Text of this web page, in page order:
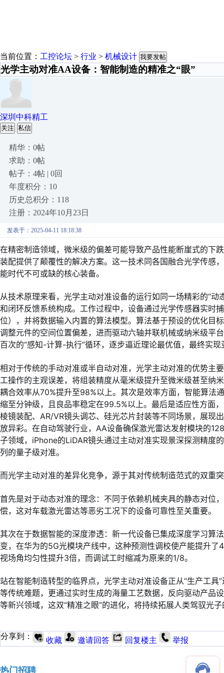
当前位置： 工控论坛 > 行业 > 机械设计 我要发帖
光学主动对准AA设备：智能制造的精准之“眼”
深圳中科精工
关注 私信
精华：0帖
求助：0帖
帖子：4帖 | 0回
年度积分：10
历史总积分：118
注册：2024年10月23日
发表于：2025-04-11 18:18:38
在精密制造领域，微米级的偏差可能导致产品性能断崖式的下
装配提供了颠覆性的解决方案。这一技术同各国融合光学传感
能时代不可或缺的核心装备。
从技术原理来看，光学主动对准设备的运行如同一场精彩的“
和闭环反馈系统构成。工作过程中，设备通过光学传感器实时
位），并将数据输入内置的算法模型。算法基于预设的优化目
调整元件的空间位置偏差，进而驱动六轴并联机械或纳米级平
百次的“感知-计算-执行”循环，逐步逼近理论最优值，最终实
相对于传统的手动对准或半自动对准，光学主动对准的优势主
工操作的主观误差，将组装精度从毫米级提升至微米级甚至纳
耦合效率从70%提升至98%以上。其次是效率方面，智能算法
缩至分钟级，且良品率稳定在99.5%以上。最后是适应性方面
棱镜装配、AR/VR镜头调芯、硅光芯片封装等不同场景，展现
放异彩。在自动驾驶行业，AA设备确保激光雷达发射模块的
子领域，iPhone的LiDAR镜头通过主动对准实现景深探测精度
列的量子级对准。
而光学主动对准的差异化竞争，源于其对传统制造范式的双重
首先是对于动态对准的理念：不同于依赖机械夹具的静态对位
偿，这对车载激光雷达等恶劣工况下的设备可靠性至关重要。
其次在于数据智能的深度渗透：新一代设备已集成深度学习算
变，在华为的5G光模块产线中，这种预测性调校使产能提升
视场角均匀性提升3倍，而调试工时缩减为原来的1/8。
站在智能制造转型的临界点，光学主动对准设备正从“生产工
等传统难题，更通过实时生成的海量工艺数据，反向驱动产品
等新兴领域，这双“精准之眼”的进化，将持续拓展人类驾驭光
分享到： 收藏 邀请回答 回复楼主 举报
热门招聘